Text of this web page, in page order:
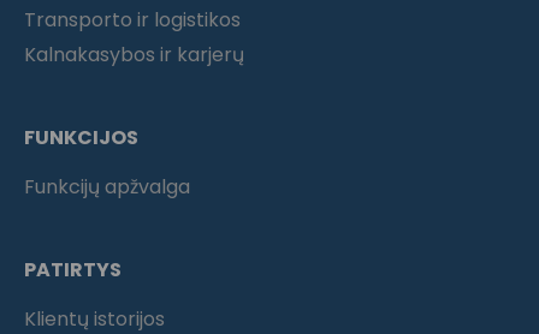
Transporto ir logistikos
Kalnakasybos ir karjerų
FUNKCIJOS
Funkcijų apžvalga
PATIRTYS
Klientų istorijos